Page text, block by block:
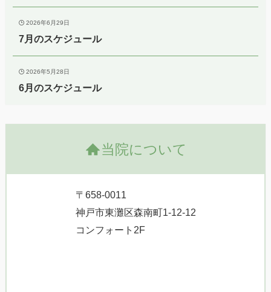
2026年6月29日
7月のスケジュール
2026年5月28日
6月のスケジュール
当院について
〒658-0011
神戸市東灘区森南町1-12-12
コンフォート2F